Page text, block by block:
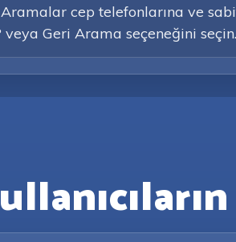
cep telefonlarına ve
veya Geri Arama seçeneğini seçin.